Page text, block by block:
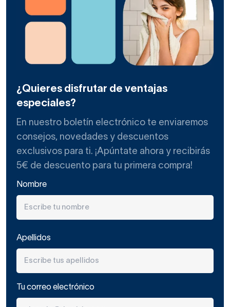
¿Quieres disfrutar de ventajas
especiales?
En nuestro boletín electrónico te enviaremos
consejos, novedades y descuentos
exclusivos para ti. ¡Apúntate ahora y recibirás
5€ de descuento para tu primera compra!
Nombre
Apellidos
Tu correo electrónico